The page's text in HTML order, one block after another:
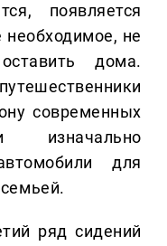
появляется
необходимое, не
дома.
современных
для
ряд сидений